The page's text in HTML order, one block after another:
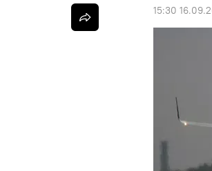
15:30